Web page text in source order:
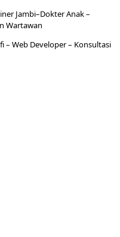
Jambi–DokterAnak –
Wartawan
– Web Developer– Konsultasi